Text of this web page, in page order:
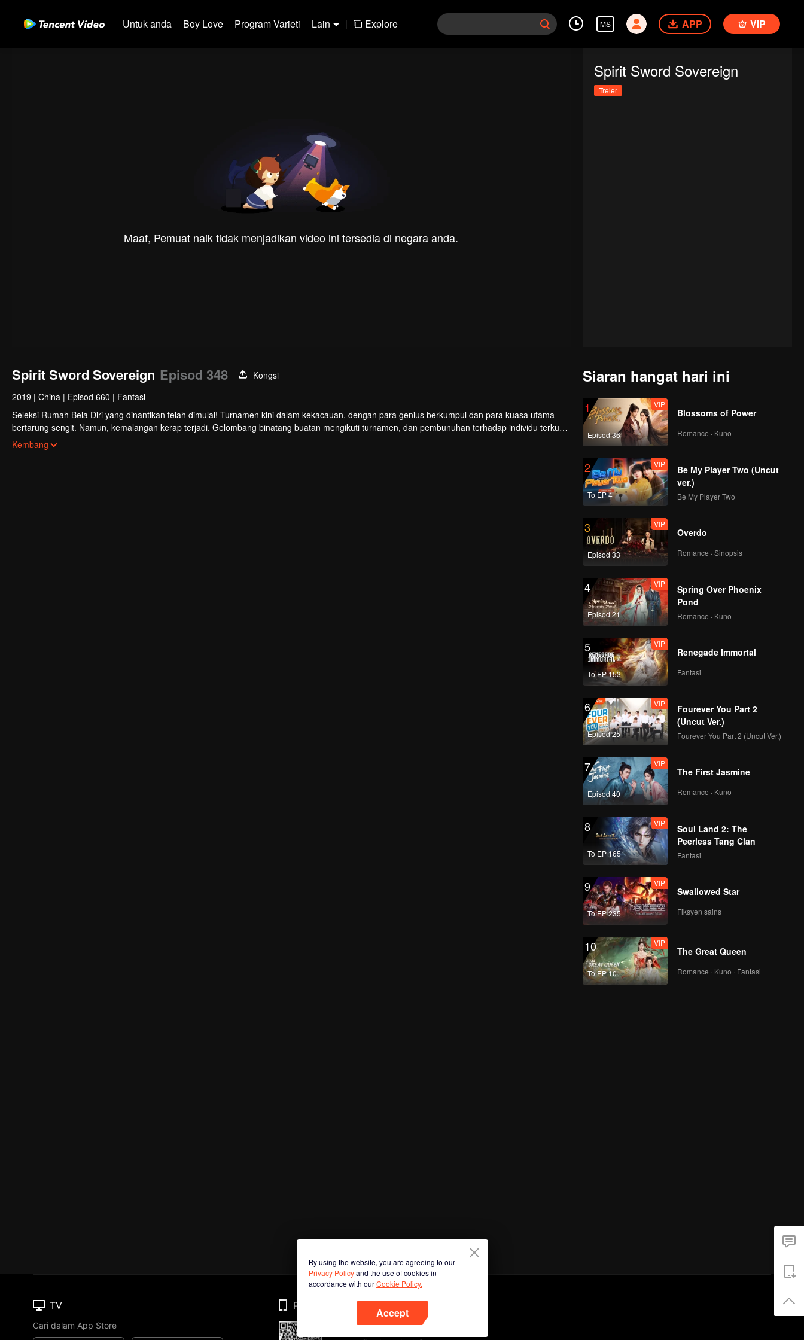
Untuk anda Boy Love Program Varieti Lain | Explore MS APP VIP
Maaf, Pemuat naik tidak menjadikan video ini tersedia di negara anda.
Spirit Sword Sovereign
Treler
Spirit Sword Sovereign Episod 348
Kongsi
2019 | China | Episod 660 | Fantasi
Seleksi Rumah Bela Diri yang dinantikan telah dimulai! Turnamen kini dalam kekacauan, dengan para genius berkumpul dan para kuasa utama
bertarung sengit. Namun, kemalangan kerap terjadi. Gelombang binatang buatan mengikuti turnamen, dan pembunuhan terhadap individu terkuat
mengungkapkan sekte pembunuhan misteri yang disebut sebagai Sekte Pevolusi Surgawi. Mari saksikan bagaimana Chu Xingyun menghadapi
plot pembunuhan berbahaya ini dan mencapai kejayaan di seluruh dunia!
Kembang
Siaran hangat hari ini
1
Episod 36
VIP
Blossoms of Power
Romance · Kuno
2
To EP 4
VIP
Be My Player Two (Uncut
ver.)
Be My Player Two
3
Episod 33
VIP
Overdo
Romance · Sinopsis
4
Episod 21
VIP
Spring Over Phoenix
Pond
Romance · Kuno
5
To EP 153
VIP
Renegade Immortal
Fantasi
6
Episod 25
VIP
Fourever You Part 2
(Uncut Ver.)
Fourever You Part 2 (Uncut Ver.)
7
Episod 40
VIP
The First Jasmine
Romance · Kuno
8
To EP 165
VIP
Soul Land 2: The
Peerless Tang Clan
Fantasi
9
To EP 235
VIP
Swallowed Star
Fiksyen sains
10
To EP 10
VIP
The Great Queen
Romance · Kuno · Fantasi
By using the website, you are agreeing to our
Privacy Policyand the use of cookies in
accordance with ourCookie Policy.
Accept
TV
Cari dalam App Store
Phone